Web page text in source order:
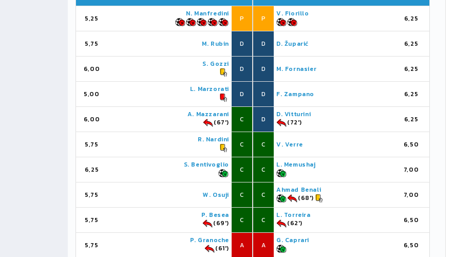
5,25
N. Manfredini
P
5,75 M. Rubin D
6,00
S. Gozzi
D
5,00
L. Marzorati
D
6,00
A. Mazzarani
(67')
C
5,75
R. Nardini
C
6,25
S. Bentivoglio
C
5,75 W. Osuji C
5,75
P. Besea
(69')
C
5,75
P. Granoche
(61')
A
P
V. Fiorillo
6,25
D D. Župarić 6,25
D M. Fornasier 6,25
D F. Zampano 6,25
D
D. Vitturini
(72')
6,25
C V. Verre 6,50
C
L. Memushaj
7,00
C
Ahmad Benali
(68')
7,00
C
L. Torreira
(62')
6,50
A
G. Caprari
6,50